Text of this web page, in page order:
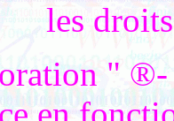
les
" ®-